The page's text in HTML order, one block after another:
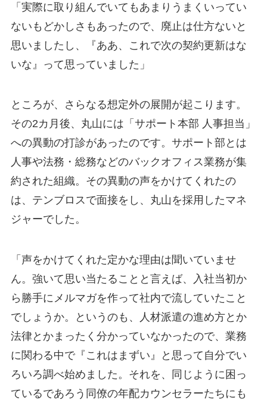
「実際に取り組んでいてもあまりうまくいってい
ないもどかしさもあったので、廃止は仕方ないと
思いましたし、『ああ、これで次の契約更新はな
いな』って思っていました」
ところが、さらなる想定外の展開が起こります。
その2カ月後、丸山には「サポート本部 人事担当」
への異動の打診があったのです。サポート部とは
人事や法務・総務などのバックオフィス業務が集
約された組織。その異動の声をかけてくれたの
は、テンブロスで面接をし、丸山を採用したマネ
ジャーでした。
「声をかけてくれた定かな理由は聞いていませ
ん。強いて思い当たることと言えば、入社当初か
ら勝手にメルマガを作って社内で流していたこと
でしょうか。というのも、人材派遣の進め方とか
法律とかまったく分かっていなかったので、業務
に関わる中で『これはまずい』と思って自分でい
ろいろ調べ始めました。それを、同じように困っ
ているであろう同僚の年配カウンセラーたちにも